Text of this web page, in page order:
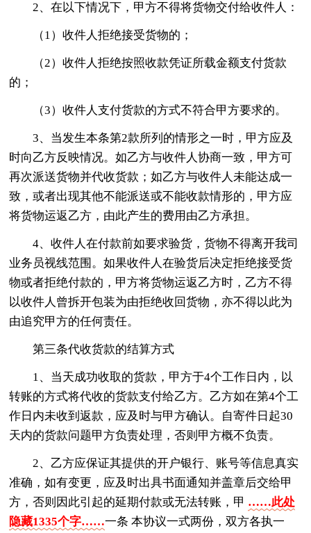
2、在以下情况下，甲方不得将货物交付给收件人：
（1）收件人拒绝接受货物的；
（2）收件人拒绝按照收款凭证所载金额支付货款
的；
（3）收件人支付货款的方式不符合甲方要求的。
3、当发生本条第2款所列的情形之一时，甲方应及
时向乙方反映情况。如乙方与收件人协商一致，甲方可
再次派送货物并代收货款；如乙方与收件人未能达成一
致，或者出现其他不能派送或不能收款情形的，甲方应
将货物运返乙方，由此产生的费用由乙方承担。
4、收件人在付款前如要求验货，货物不得离开我司
业务员视线范围。如果收件人在验货后决定拒绝接受货
物或者拒绝付款的，甲方将货物运返乙方时，乙方不得
以收件人曾拆开包装为由拒绝收回货物，亦不得以此为
由追究甲方的任何责任。
第三条代收货款的结算方式
1、当天成功收取的货款，甲方于4个工作日内，以
转账的方式将代收的货款支付给乙方。乙方如在第4个工
作日内未收到返款，应及时与甲方确认。自寄件日起30
天内的货款问题甲方负责处理，否则甲方概不负责。
2、乙方应保证其提供的开户银行、账号等信息真实
准确，如有变更，应及时出具书面通知并盖章后交给甲
方，否则因此引起的延期付款或无法转账，甲 ……此处
隐藏1335个字……一条 本协议一式两份，双方各执一